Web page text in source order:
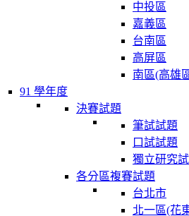
中投區
嘉義區
台南區
高屏區
南區(高雄
91 學年度
決賽試題
筆試試題
口試試題
獨立研究
各分區複賽試題
台北市
北一區(花